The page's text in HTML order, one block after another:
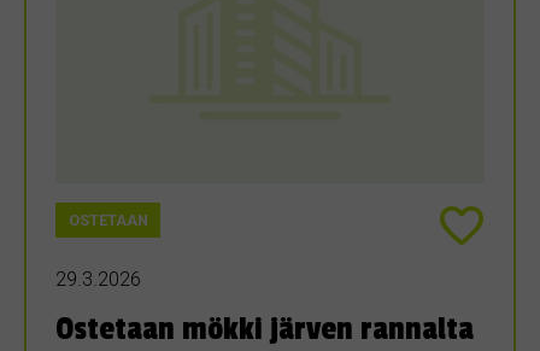
OSTETAAN
29.3.2026
Ostetaan mökki järven rannalta